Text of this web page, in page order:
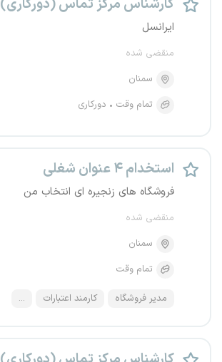
کارشناس مرکز تماس (دورکاری)
ایرانسل
منقضی شده
سمنان
تمام وقت
دورکاری
استخدام ۴ عنوان شغلی
فروشگاه های زنجیره ای انتخاب من
منقضی شده
سمنان
تمام وقت
مدیر فروشگاه کارمند اعتبارات ...